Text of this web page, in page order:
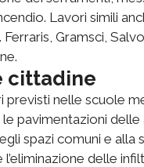
Lavori simili
Ferraris, Gramsci,
cittadine
nelle scuole
pavimentazioni delle
spazi comuni e
delle